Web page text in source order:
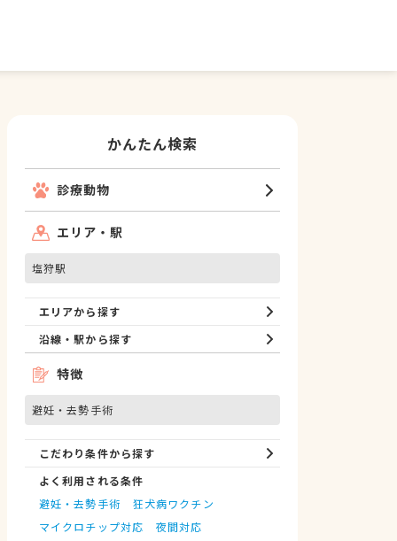
かんたん検索
診療動物
エリア・駅
塩狩駅
エリアから探す
沿線・駅から探す
特徴
避妊・去勢手術
こだわり条件から探す
よく利用される条件
避妊・去勢手術
狂犬病ワクチン
マイクロチップ対応
夜間対応